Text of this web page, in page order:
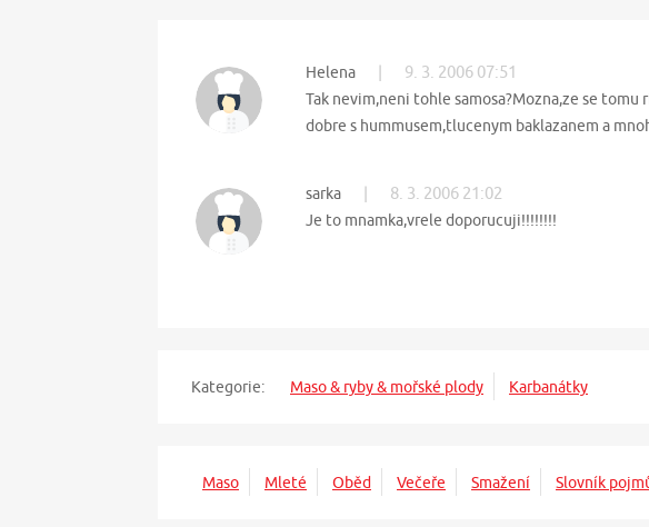
Helena 9. 3. 2006 07:51
Tak nevim,neni tohle samosa?Mozna,ze se
dobre s hummusem,tlucenym baklazanem a
sarka 8. 3. 2006 21:02
Je to mnamka,vrele doporucuji!!!!!!!!
Kategorie: Maso & ryby & mořské plody Karbanátky
Maso Mleté Oběd Večeře Smažení Slovník